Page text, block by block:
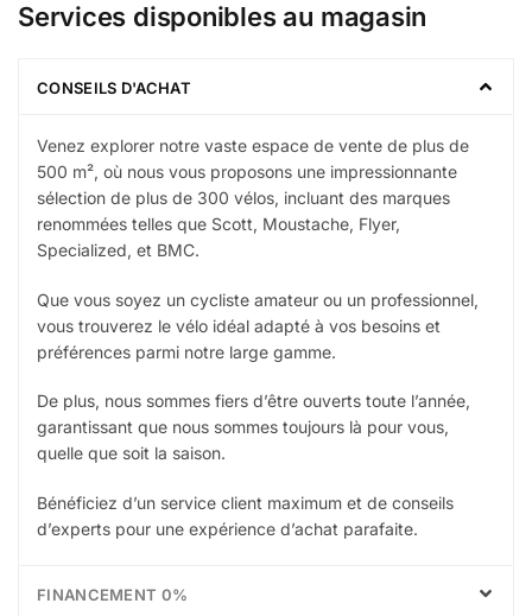
Services disponibles au magasin
CONSEILS D'ACHAT
Venez explorer notre vaste espace de vente de plus de
500 m², où nous vous proposons une impressionnante
sélection de plus de 300 vélos, incluant des marques
renommées telles que Scott, Moustache, Flyer,
Specialized, et BMC.
Que vous soyez un cycliste amateur ou un professionnel,
vous trouverez le vélo idéal adapté à vos besoins et
préférences parmi notre large gamme.
De plus, nous sommes fiers d’être ouverts toute l’année,
garantissant que nous sommes toujours là pour vous,
quelle que soit la saison.
Bénéficiez d’un service client maximum et de conseils
d’experts pour une expérience d’achat parafaite.
FINANCEMENT 0%